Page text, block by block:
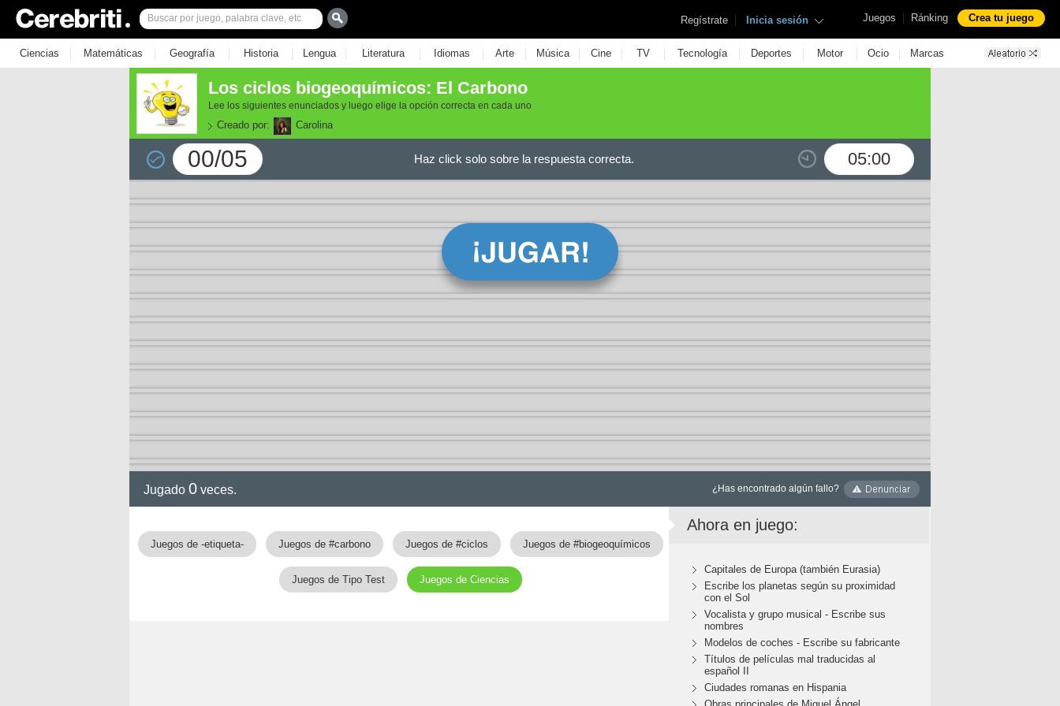
Juegos | Ránking Crea tu juego
Regístrate | Inicia sesión
Ciencias | Matemáticas | Geografía | Historia | Lengua | Literatura | Idiomas | Arte | Música | Cine | TV | Tecnología | Deportes | Motor | Ocio | Marcas
Los ciclos biogeoquímicos: El Carbono
Lee los siguientes enunciados y luego elige la opción correcta en cada uno
Creado por: Carolina
00/05 05:00
Haz click solo sobre la respuesta correcta.
Jugado 0 veces. ¿Has encontrado algún fallo?
Juegos de -etiqueta- Juegos de #carbono Juegos de #ciclos Juegos de #biogeoquímicos
Juegos de Tipo Test Juegos de Ciencias
Ahora en juego:
Capitales de Europa (también Eurasia)
Escribe los planetas según su proximidad
con el Sol
Vocalista y grupo musical - Escribe sus
nombres
Modelos de coches - Escribe su fabricante
Títulos de películas mal traducidas al
español II
Ciudades romanas en Hispania